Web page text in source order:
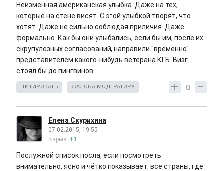
Неизменная американская улыбка. Даже на тех,
которые на стене висят. С этой улыбкой творят, что
хотят. Даже не сильно соблюдая приличия. Даже
формально. Как бы они улыбались, если бы им, после их
скрупулёзных согласований, направили "временно"
представителем какого-нибудь ветерана КГБ. Визг
стоял бы до пингвинов.
0
ЦИТИРОВАТЬ ЖАЛОБА МОДЕРАТОРУ
Елена Скурихина
07.02.2015, 19:55
Карма: +1
Послужной список посла, если посмотреть
внимательно, ясно и чётко показывает: все страны, где